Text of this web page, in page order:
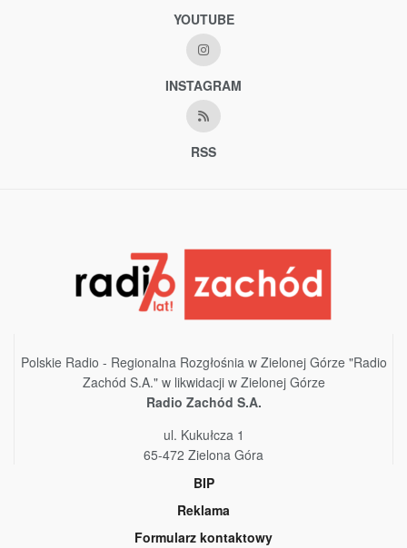
YOUTUBE
INSTAGRAM
RSS
Polskie Radio - Regionalna Rozgłośnia w Zielonej Górze "Radio
Zachód S.A." w likwidacji w Zielonej Górze
Radio Zachód S.A.
ul. Kukułcza 1
65-472 Zielona Góra
BIP
Reklama
Formularz kontaktowy